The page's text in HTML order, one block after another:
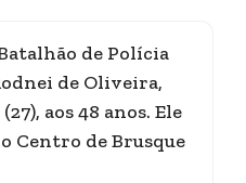
de Polícia
de Oliveira,
aos 48 anos. Ele
Centro de Brusque